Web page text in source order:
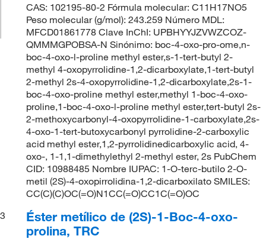
CAS: 102195-80-2 Fórmula molecular: C11H17NO5
Peso molecular (g/mol): 243.259 Número MDL:
MFCD01861778 Clave InChI: UPBHYYJZVWZCOZ-
QMMMGPOBSA-N Sinónimo: boc-4-oxo-pro-ome,n-
boc-4-oxo-l-proline methyl ester,s-1-tert-butyl 2-
methyl 4-oxopyrrolidine-1,2-dicarboxylate,1-tert-butyl
2-methyl 2s-4-oxopyrrolidine-1,2-dicarboxylate,2s-1-
boc-4-oxo-proline methyl ester,methyl 1-boc-4-oxo-
proline,1-boc-4-oxo-l-proline methyl ester,tert-butyl 2s-
2-methoxycarbonyl-4-oxopyrrolidine-1-carboxylate,2s-
4-oxo-1-tert-butoxycarbonyl pyrrolidine-2-carboxylic
acid methyl ester,1,2-pyrrolidinedicarboxylic acid, 4-
oxo-, 1-1,1-dimethylethyl 2-methyl ester, 2s PubChem
CID: 10988485 Nombre IUPAC: 1-O-terc-butilo 2-O-
metil (2S)-4-oxopirrolidina-1,2-dicarboxilato SMILES:
CC(C)(C)OC(=O)N1CC(=O)CC1C(=O)OC
3
Éster metílico de (2S)-1-Boc-4-oxo-
prolina, TRC